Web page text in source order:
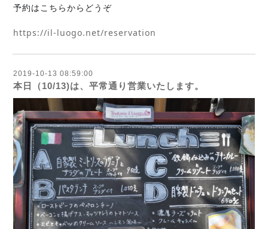
予約はこちらからどうぞ
https://il-luogo.net/reservation
2019-10-13 08:59:00
本日（10/13)は、平常通り営業いたします。